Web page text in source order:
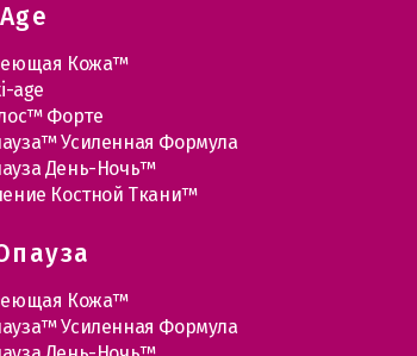
Кожа™
age
Форте
Усиленная Формула
День-Ночь™
Костной Ткани™
Кожа™
Усиленная Формула